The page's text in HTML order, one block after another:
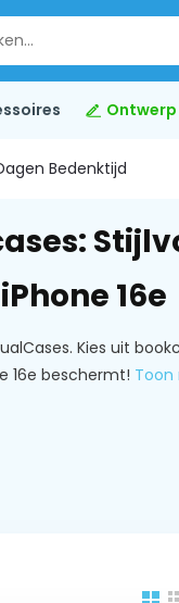
Ontwerp
Bedenktijd
16e
Kies uit
16e beschermt!